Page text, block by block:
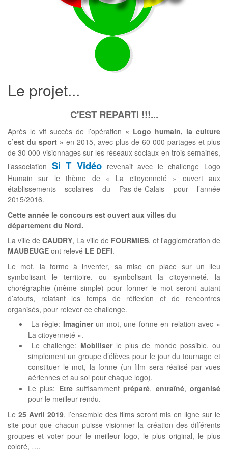
Le projet...
C'EST REPARTI !!!...
Après le vif succès de l’opération « Logo humain, la culture
c’est du sport » en 2015, avec plus de 60 000 partages et plus
de 30 000 visionnages sur les réseaux sociaux en trois semaines,
l’association Si T Vidéorevenait avec le challenge Logo
Humain sur le thème de « La citoyenneté » ouvert aux
établissements scolaires du Pas-de-Calais pour l’année
2015/2016.
Cette année le concours est ouvert aux villes du
département du Nord.
La ville de CAUDRY, La ville de FOURMIES, et l'agglomération de
MAUBEUGE ont relevé LE DEFI.
Le mot, la forme à inventer, sa mise en place sur un lieu
symbolisant le territoire, ou symbolisant la citoyenneté, la
chorégraphie (même simple) pour former le mot seront autant
d’atouts, relatant les temps de réflexion et de rencontres
organisés, pour relever ce challenge.
La règle: Imaginerun mot, une forme en relation avec «
La citoyenneté ».
Le challenge: Mobiliserle plus de monde possible, ou
simplement un groupe d’élèves pour le jour du tournage et
constituer le mot, la forme (un film sera réalisé par vues
aériennes et au sol pour chaque logo).
Le plus: Etresuffisammentpréparé, entraîné,organisé
pour le meilleur rendu.
Le 25 Avril 2019, l’ensemble des films seront mis en ligne sur le
site pour que chacun puisse visionner la création des différents
groupes et voter pour le meilleur logo, le plus original, le plus
coloré, ….